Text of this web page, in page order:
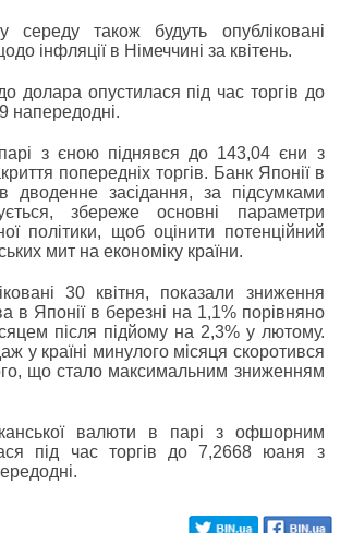
також будуть опубліковані
інфляції в Німеччині за квітень.
долара опустилася під час торгів до
напередодні.
з єною піднявся до 143,04 єни з
попередніх торгів. Банк Японії в
дводенне засідання, за підсумками
збереже основні параметри
політики, щоб оцінити потенційний
мит на економіку країни.
30 квітня, показали зниження
в Японії в березні на 1,1% порівняно
після підйому на 2,3% у лютому.
у країні минулого місяця скоротився
що стало максимальним зниженням
валюти в парі з офшорним
під час торгів до 7,2668 юаня з